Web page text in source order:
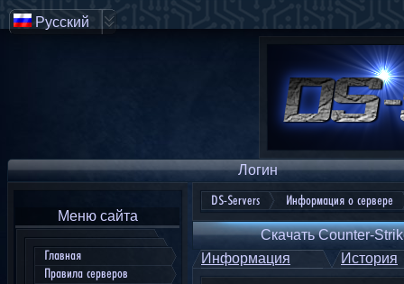
Логин
Меню сайта
Главная
Правила серверов
DS-Servers Информация о сервере
Скачать Counter-
Информация
История
Русский